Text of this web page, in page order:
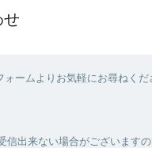
せ
ームよりお気軽にお尋ねくだ
出来ない場合がございますの